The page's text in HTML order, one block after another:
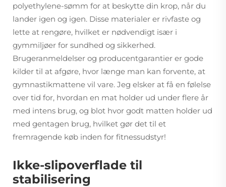
polyethylene-sømm for at beskytte din krop, når du
lander igen og igen. Disse materialer er rivfaste og
lette at rengøre, hvilket er nødvendigt især i
gymmiljøer for sundhed og sikkerhed.
Brugeranmeldelser og producentgarantier er gode
kilder til at afgøre, hvor længe man kan forvente, at
gymnastikmattene vil vare. Jeg elsker at få en følelse
over tid for, hvordan en mat holder ud under flere år
med intens brug, og blot hvor godt matten holder ud
med gentagen brug, hvilket gør det til et
fremragende køb inden for fitnessudstyr!
Ikke-slipoverflade til
stabilisering